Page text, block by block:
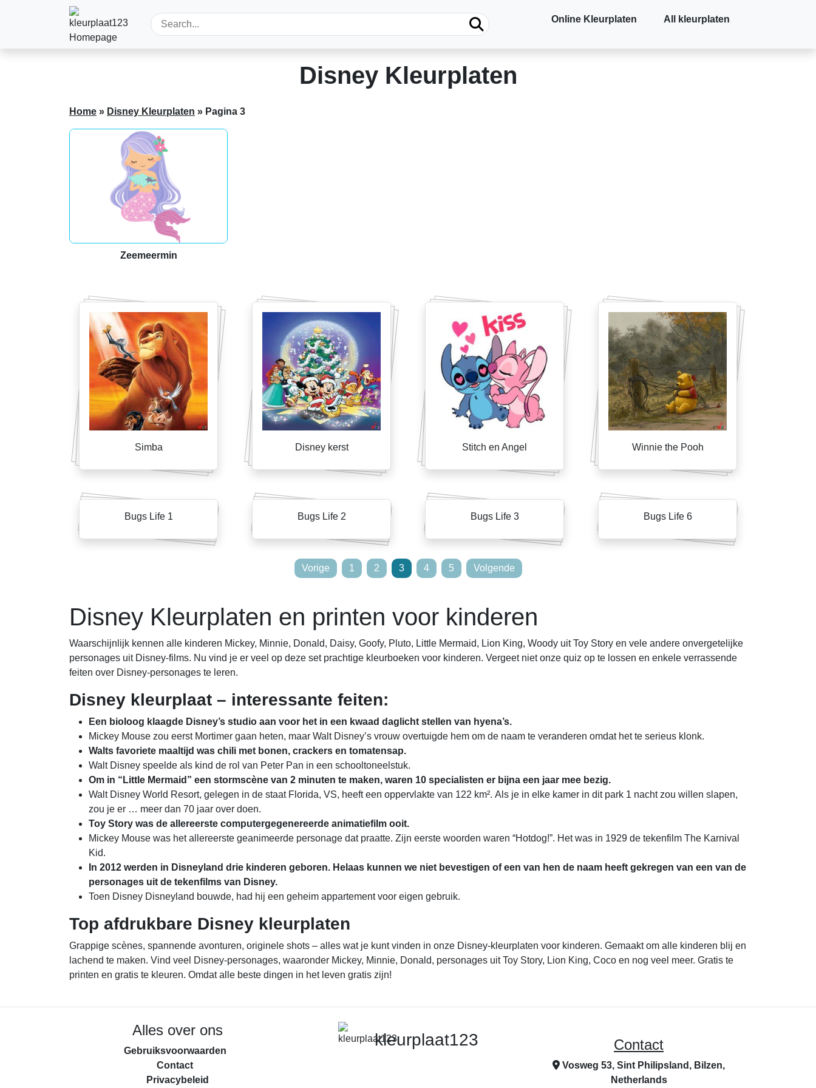
Online Kleurplaten All kleurplaten
Disney Kleurplaten
Home » Disney Kleurplaten » Pagina 3
Zeemeermin
Simba Disney kerst Stitch en Angel Winnie the Pooh
Bugs Life 1 Bugs Life 2 Bugs Life 3 Bugs Life 6
Vorige 1 2 3 4 5 Volgende
Disney Kleurplaten en printen voor kinderen
Waarschijnlijk kennen alle kinderen Mickey, Minnie, Donald, Daisy, Goofy, Pluto, Little Mermaid, Lion King, Woody uit Toy Story en vele andere onvergetelijke
personages uit Disney-films. Nu vind je er veel op deze set prachtige kleurboeken voor kinderen. Vergeet niet onze quiz op te lossen en enkele verrassende
feiten over Disney-personages te leren.
Disney kleurplaat – interessante feiten:
Een bioloog klaagde Disney’s studio aan voor het in een kwaad daglicht stellen van hyena’s.
Mickey Mouse zou eerst Mortimer gaan heten, maar Walt Disney’s vrouw overtuigde hem om de naam te veranderen omdat het te serieus klonk.
Walts favoriete maaltijd was chili met bonen, crackers en tomatensap.
Walt Disney speelde als kind de rol van Peter Pan in een schooltoneelstuk.
Om in “Little Mermaid” een stormscène van 2 minuten te maken, waren 10 specialisten er bijna een jaar mee bezig.
Walt Disney World Resort, gelegen in de staat Florida, VS, heeft een oppervlakte van 122 km². Als je in elke kamer in dit park 1 nacht zou willen slapen,
zou je er … meer dan 70 jaar over doen.
Toy Story was de allereerste computergegenereerde animatiefilm ooit.
Mickey Mouse was het allereerste geanimeerde personage dat praatte. Zijn eerste woorden waren “Hotdog!”. Het was in 1929 de tekenfilm The Karnival
Kid.
In 2012 werden in Disneyland drie kinderen geboren. Helaas kunnen we niet bevestigen of een van hen de naam heeft gekregen van een van de
personages uit de tekenfilms van Disney.
Toen Disney Disneyland bouwde, had hij een geheim appartement voor eigen gebruik.
Top afdrukbare Disney kleurplaten
Grappige scènes, spannende avonturen, originele shots – alles wat je kunt vinden in onze Disney-kleurplaten voor kinderen. Gemaakt om alle kinderen blij en
lachend te maken. Vind veel Disney-personages, waaronder Mickey, Minnie, Donald, personages uit Toy Story, Lion King, Coco en nog veel meer. Gratis te
printen en gratis te kleuren. Omdat alle beste dingen in het leven gratis zijn!
Alles over ons
Gebruiksvoorwaarden
Contact
Privacybeleid
kleurplaat123 Contact
Vosweg 53, Sint Philipsland, Bilzen,
Netherlands